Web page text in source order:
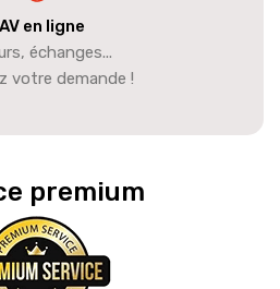
en ligne
échanges...
votre demande !
premium